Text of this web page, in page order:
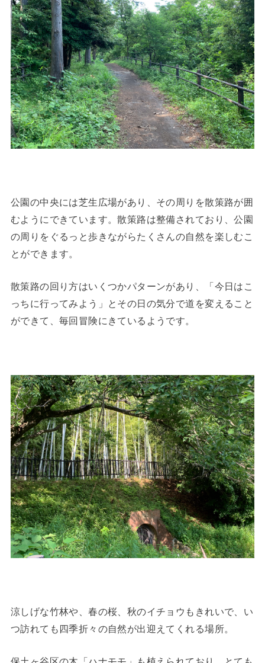
公園の中央には芝生広場があり、その周りを散策路が囲
むようにできています。散策路は整備されており、公園
の周りをぐるっと歩きながらたくさんの自然を楽しむこ
とができます。
散策路の回り方はいくつかパターンがあり、「今日はこ
っちに行ってみよう」とその日の気分で道を変えること
ができて、毎回冒険にきているようです。
涼しげな竹林や、春の桜、秋のイチョウもきれいで、い
つ訪れても四季折々の自然が出迎えてくれる場所。